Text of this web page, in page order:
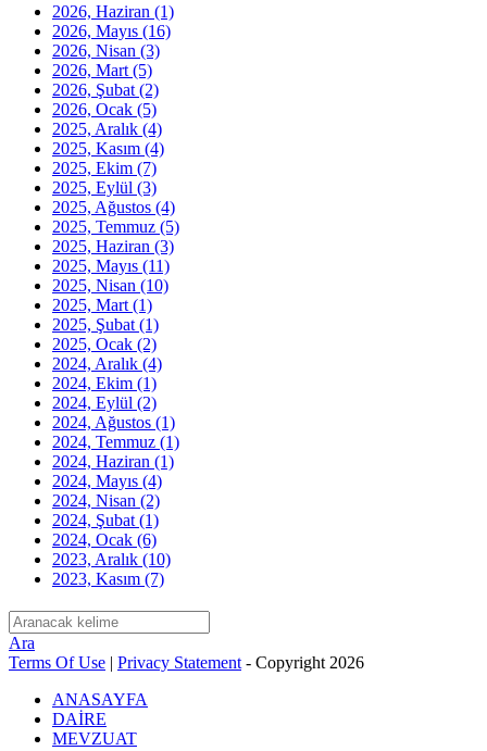
2026, Haziran (1)
2026, Mayıs (16)
2026, Nisan (3)
2026, Mart (5)
2026, Şubat (2)
2026, Ocak (5)
2025, Aralık (4)
2025, Kasım (4)
2025, Ekim (7)
2025, Eylül (3)
2025, Ağustos (4)
2025, Temmuz (5)
2025, Haziran (3)
2025, Mayıs (11)
2025, Nisan (10)
2025, Mart (1)
2025, Şubat (1)
2025, Ocak (2)
2024, Aralık (4)
2024, Ekim (1)
2024, Eylül (2)
2024, Ağustos (1)
2024, Temmuz (1)
2024, Haziran (1)
2024, Mayıs (4)
2024, Nisan (2)
2024, Şubat (1)
2024, Ocak (6)
2023, Aralık (10)
2023, Kasım (7)
Ara
Terms Of Use | Privacy Statement - Copyright 2026
ANASAYFA
DAİRE
MEVZUAT